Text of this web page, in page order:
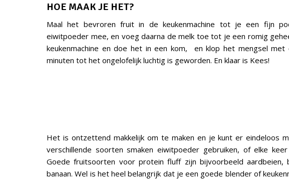
HOE MAAK JE HET?
Maal het bevroren fruit in de keukenmachine tot je een fijn
eiwitpoeder mee, en voeg daarna de melk toe tot je een romig
keukenmachine en doe het in een kom, en klop het mengsel
minuten tot het ongelofelijk luchtig is geworden. En klaar is Kees!
Het is ontzettend makkelijk om te maken en je kunt er eindeloos
verschillende soorten smaken eiwitpoeder gebruiken, of elke
Goede fruitsoorten voor protein fluff zijn bijvoorbeeld aardbeien,
banaan. Wel is het heel belangrijk dat je een goede blender of